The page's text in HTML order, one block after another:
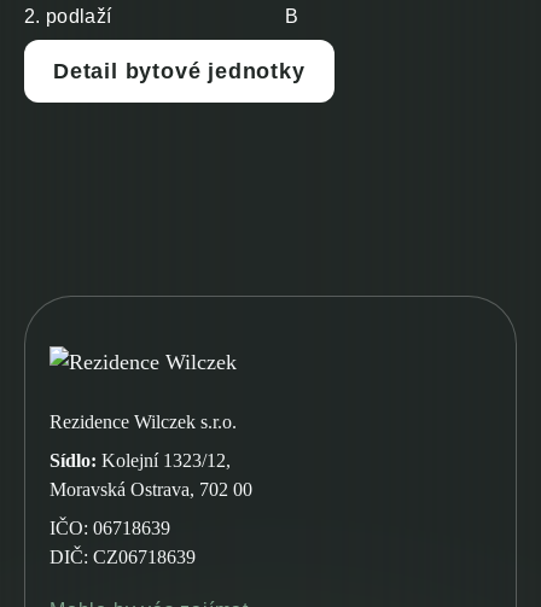
2. podlaží B
Detail bytové jednotky
Rezidence Wilczek s.r.o.
Sídlo: Kolejní 1323/12,
Moravská Ostrava, 702 00
IČO: 06718639
DIČ: CZ06718639